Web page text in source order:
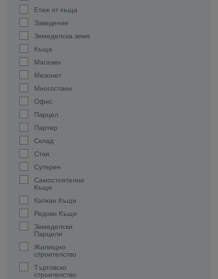
Етаж от къща
Заведение
Земеделска земя
Къща
Магазин
Мезонет
Многостаен
Офис
Парцел
Партер
Склад
Стая
Сутерен
Самостоятелни
Къщи
Калкан Къщи
Редови Къщи
Земеделски
Парцели
Жилищно
строителство
Търговско
строителство